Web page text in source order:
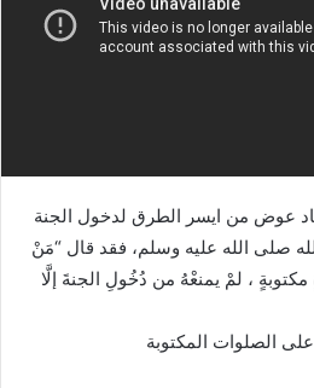
عوض من ايسر الطرق لدخول الجنة
صلى الله عليه وسلم، فقد قال “مَنْ
، لمْ يمنعْهُ من دُخُولِ الجنةَ إلَّا
الصلوات المكتوبة